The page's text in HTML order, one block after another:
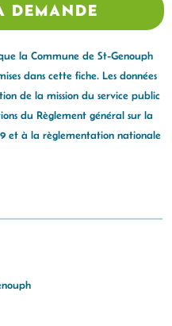
DEMANDE
la Commune de St-Genouph
dans cette fiche. Les données
de la mission du service public
du Règlement général sur la
et à la règlementation nationale